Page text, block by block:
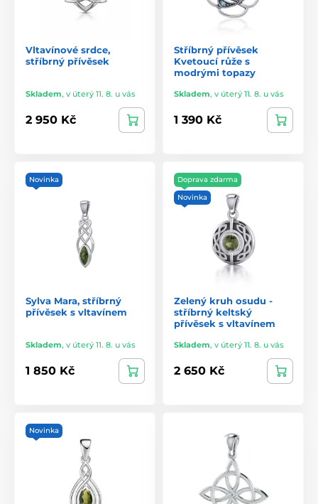
Vltavínové srdce,
stříbrný přívěsek
Skladem, v úterý 11. 8. u vás
2 950 Kč
Stříbrný přívěsek
Kvetoucí růže s
modrými topazy
Skladem, v úterý 11. 8. u vás
1 390 Kč
Novinka
Sylva Mara, stříbrný
přívěsek s vltavínem
Skladem, v úterý 11. 8. u vás
1 850 Kč
Doprava zdarma
Novinka
Zelený kruh osudu -
stříbrný keltský
přívěsek s vltavínem
Skladem, v úterý 11. 8. u vás
2 650 Kč
Novinka